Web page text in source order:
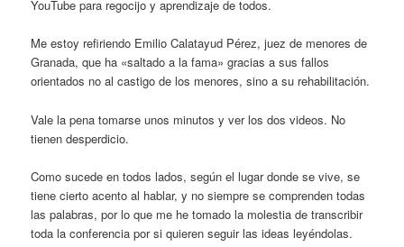
YouTube para regocijo y aprendizaje de todos.
Me estoy refiriendo Emilio Calatayud Pérez, juez de menores de
Granada, que ha «saltado a la fama» gracias a sus fallos
orientados no al castigo de los menores, sino a su rehabilitación.
Vale la pena tomarse unos minutos y ver los dos videos. No
tienen desperdicio.
Como sucede en todos lados, según el lugar donde se vive, se
tiene cierto acento al hablar, y no siempre se comprenden todas
las palabras, por lo que me he tomado la molestia de transcribir
toda la conferencia por si quieren seguir las ideas leyéndolas.